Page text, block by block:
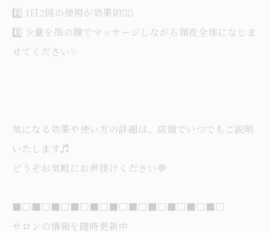
2️⃣ 1日2回の使用が効果的💆‍♀️
3️⃣ 少量を指の腹でマッサージしながら頭皮全体になじま
せてください✨
気になる効果や使い方の詳細は、店頭でいつでもご説明
いたします♬
どうぞお気軽にお声掛けください💬
■□■□■□■□■□■□■□■□■□■□■□
サロンの情報を随時更新中